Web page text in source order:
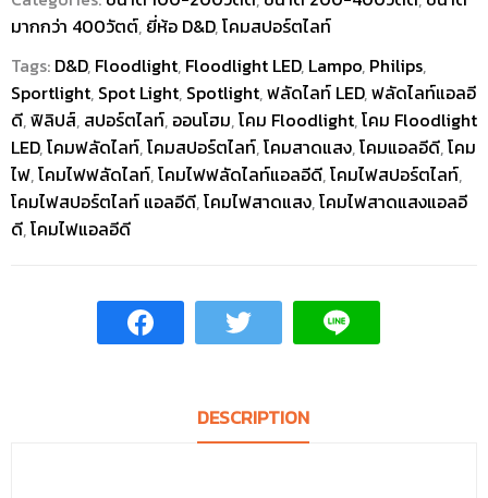
มากกว่า 400วัตต์, ยี่ห้อ D&D,โคมสปอร์ตไลท์
Tags: D&D, Floodlight, Floodlight LED, Lampo, Philips,
Sportlight, Spot Light, Spotlight,ฟลัดไลท์ LED,ฟลัดไลท์แอลอี
ดี,ฟิลิปส์, สปอร์ตไลท์, ออนโฮม,โคม Floodlight,โคม Floodlight
LED,โคมฟลัดไลท์,โคมสปอร์ตไลท์,โคมสาดแสง,โคมแอลอีดี,โคม
ไฟ,โคมไฟฟลัดไลท์,โคมไฟฟลัดไลท์แอลอีดี,โคมไฟสปอร์ตไลท์,
โคมไฟสปอร์ตไลท์ แอลอีดี,โคมไฟสาดแสง,โคมไฟสาดแสงแอลอี
ดี,โคมไฟแอลอีดี
DESCRIPTION